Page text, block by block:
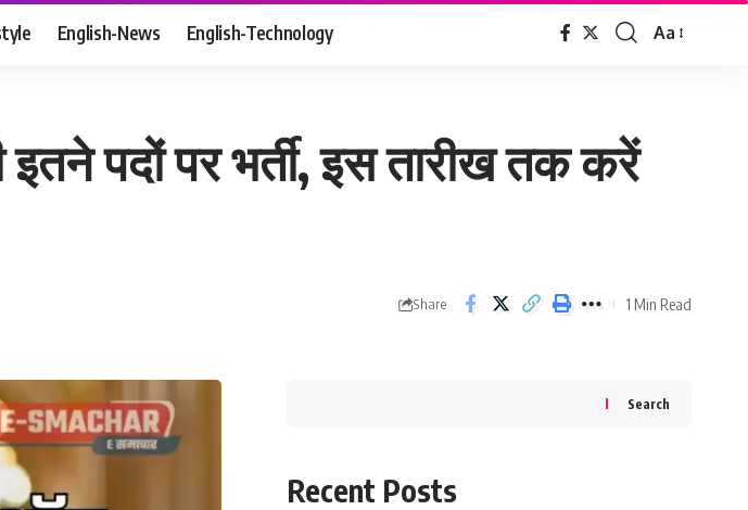
English-News English-Technology
Font
Aa
पदों पर भर्ती, इस तारीख तक करें
Share 1 Min Read
Search
Recent Posts